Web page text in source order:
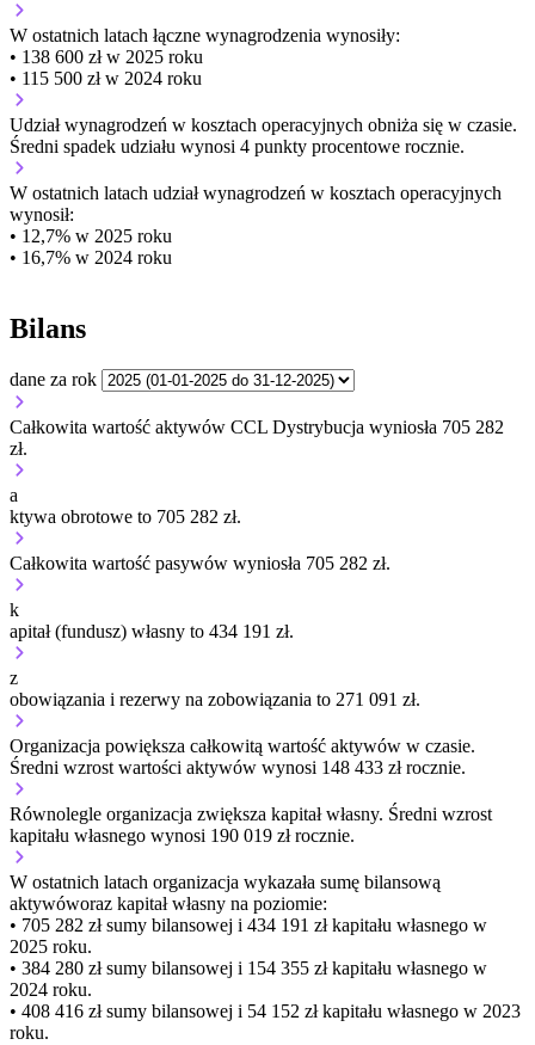
W ostatnich latach łączne wynagrodzenia wynosiły:
• 138 600 zł w 2025 roku
• 115 500 zł w 2024 roku
Udział wynagrodzeń w kosztach operacyjnych obniża się w czasie.
Średni spadek udziału wynosi 4 punkty procentowe rocznie.
W ostatnich latach udział wynagrodzeń w kosztach operacyjnych
wynosił:
• 12,7% w 2025 roku
• 16,7% w 2024 roku
Bilans
dane za rok
Całkowita wartość aktywów CCL Dystrybucja wyniosła 705 282
zł.
a
ktywa obrotowe to 705 282 zł.
Całkowita wartość pasywów wyniosła 705 282 zł.
k
apitał (fundusz) własny to 434 191 zł.
z
obowiązania i rezerwy na zobowiązania to 271 091 zł.
Organizacja powiększa całkowitą wartość aktywów w czasie.
Średni wzrost wartości aktywów wynosi 148 433 zł rocznie.
Równolegle organizacja zwiększa kapitał własny. Średni wzrost
kapitału własnego wynosi 190 019 zł rocznie.
W ostatnich latach organizacja wykazała sumę bilansową
aktywóworaz kapitał własny na poziomie:
• 705 282 złsumy bilansowej i 434 191 zł kapitału własnego w
2025 roku.
• 384 280 złsumy bilansowej i 154 355 zł kapitału własnego w
2024 roku.
• 408 416 złsumy bilansowej i 54 152 zł kapitału własnego w 2023
roku.